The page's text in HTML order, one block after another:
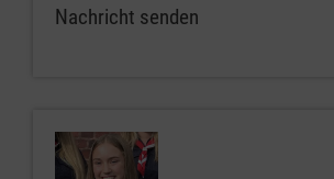
Nachricht senden